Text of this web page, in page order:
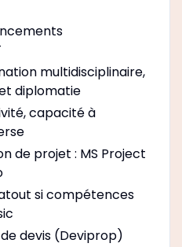
multidisciplinaire,
diplomatie
capacité à
de projet : MS Project
si compétences
devis (Deviprop)